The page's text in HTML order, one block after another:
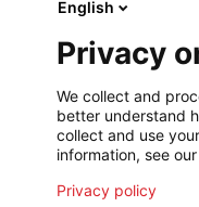
Faire un don
Coordonnées
LU75 1111 0000
Comportement
English
Privacy
We collect and
better understand
collect and use
information, see
Privacy policy